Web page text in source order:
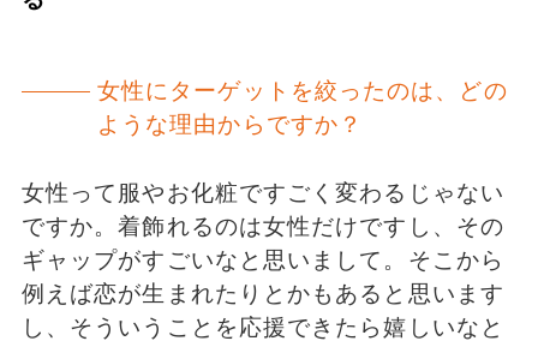
女性にターゲットを絞ったのは、どの
ような理由からですか？
女性って服やお化粧ですごく変わるじゃない
ですか。着飾れるのは女性だけですし、その
ギャップがすごいなと思いまして。そこから
例えば恋が生まれたりとかもあると思います
し、そういうことを応援できたら嬉しいなと